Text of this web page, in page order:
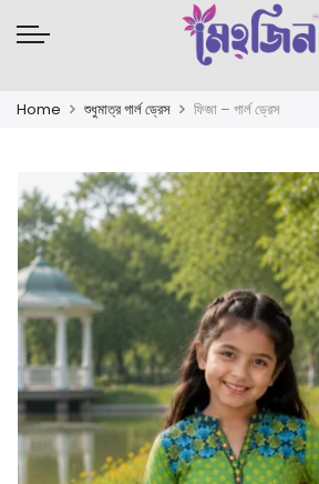
Home শুধুমাত্র গার্ল ড্রেস ফিজা – গার্ল ড্রেস